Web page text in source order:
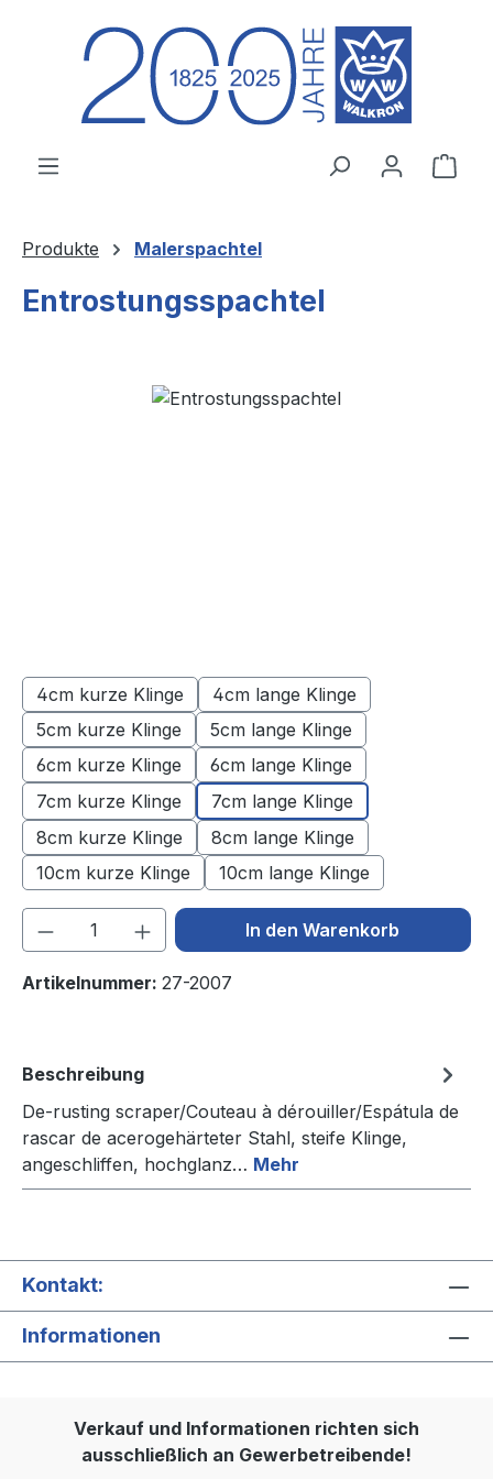
Zum Hauptinhalt springen
Produkte Malerspachtel
Entrostungsspachtel
Bildergalerie überspringen
4cm kurze Klinge
4cm lange Klinge
5cm kurze Klinge
5cm lange Klinge
6cm kurze Klinge
6cm lange Klinge
7cm kurze Klinge
7cm lange Klinge
8cm kurze Klinge
8cm lange Klinge
10cm kurze Klinge
10cm lange Klinge
Produkt Anzahl: Gib denIn den Warenkorb
Artikelnummer: 27-2007
Beschreibung
De-rusting scraper/Couteau à dérouiller/Espátula de
rascar de acerogehärteter Stahl, steife Klinge,
angeschliffen, hochglanz… Mehr
Kontakt:
Informationen
Verkauf und Informationen richten sich
ausschließlich an Gewerbetreibende!